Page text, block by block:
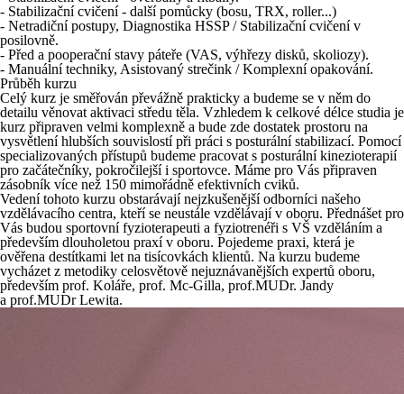
- Stabilizační cvičení - další pomůcky (bosu, TRX, roller...)
- Netradiční postupy, Diagnostika HSSP / Stabilizační cvičení v
posilovně.
- Před a pooperační stavy páteře (VAS, výhřezy disků, skoliozy).
- Manuální techniky, Asistovaný strečink / Komplexní opakování.
Průběh kurzu
Celý kurz je směřován převážně prakticky a budeme se v něm do
detailu věnovat aktivaci středu těla. Vzhledem k celkové délce studia je
kurz připraven velmi komplexně a bude zde dostatek prostoru na
vysvětlení hlubších souvislostí při práci s posturální stabilizací. Pomocí
specializovaných přístupů budeme pracovat s posturální kinezioterapií
pro začátečníky, pokročilejší i sportovce. Máme pro Vás připraven
zásobník více než 150 mimořádně efektivních cviků.
Vedení tohoto kurzu obstarávají nejzkušenější odborníci našeho
vzdělávacího centra, kteří se neustále vzdělávají v oboru. Přednášet pro
Vás budou sportovní fyzioterapeuti a fyziotrenéři s VŠ vzděláním a
především dlouholetou praxí v oboru. Pojedeme praxi, která je
ověřena destítkami let na tisícovkách klientů. Na kurzu budeme
vycházet z metodiky celosvětově nejuznávanějších expertů oboru,
především prof. Koláře, prof. Mc-Gilla, prof.MUDr. Jandy
a prof.MUDr Lewita.